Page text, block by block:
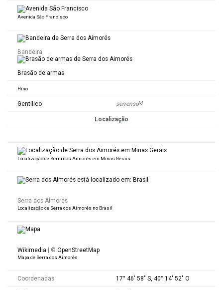
Avenida São Francisco
Bandeira
Brasão de armas
Hino
Gentílico serrense[1]
Localização
Localização de Serra dos Aimorés em Minas Gerais
Serra dos Aimorés
Localização de Serra dos Aimorés no Brasil
Wikimedia | © OpenStreetMap
Mapa de Serra dos Aimorés
Coordenadas 17° 46′ 58″ S, 40° 14′ 52″ O